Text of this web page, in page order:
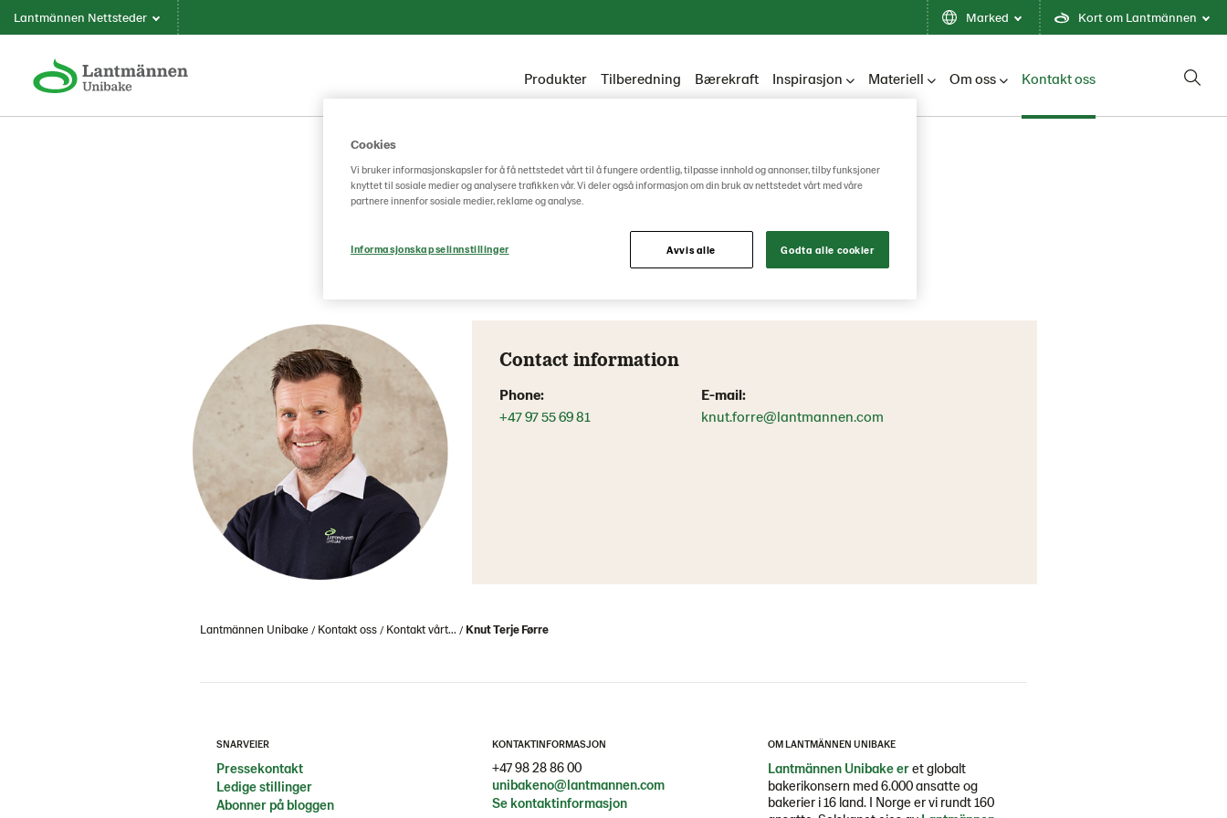
Lantmännen Nettsteder Marked Kort om Lantmännen
Produkter Tilberedning Bærekraft Inspirasjon Materiell Om oss Kontakt oss
Knut Terje Førre
Contact information
Phone:
+47 97 55 69 81
E-mail:
knut.forre@lantmannen.com
Lantmännen Unibake Kontakt oss Kontakt vårt... Knut Terje Førre
SNARVEIER
Pressekontakt
Ledige stillinger
Abonner på bloggen
KONTAKTINFORMASJON
+47 98 28 86 00
unibakeno@lantmannen.com
Se kontaktinformasjon
OM LANTMÄNNEN UNIBAKE
Lantmännen Unibake eret globalt
bakerikonsern med 6.000 ansatte og
bakerier i 16 land. I Norge er vi rundt 160
Cookies
Vi bruker informasjonskapsler for å få nettstedet vårt til å fungere ordentlig, tilpasse innhold og annonser, tilby funksjoner
knyttet til sosiale medier og analysere trafikken vår. Vi deler også informasjon om din bruk av nettstedet vårt med våre
partnere innenfor sosiale medier, reklame og analyse.
Informasjonskapselinnstillinger Avvis alle Godta alle cookier